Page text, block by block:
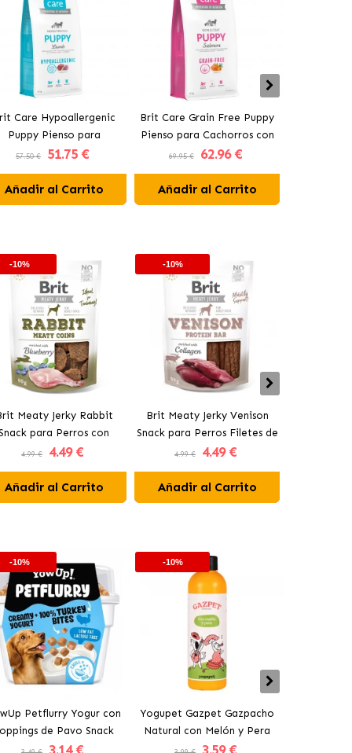
Care Hypoallergenic
Puppy Pienso para
Cachorros con Cordero
57.50 € 51.75 €
Añadir al Carrito
Brit Care Grain Free Puppy
Pienso para Cachorros con
Salmón
69.95 € 62.96 €
Añadir al Carrito
-10%
Meaty Jerky Rabbit
para Perros con
Conejo
4.99 € 4.49 €
Añadir al Carrito
-10%
Brit Meaty Jerky Venison
Snack para Perros Filetes de
Venado
4.99 € 4.49 €
Añadir al Carrito
-10%
Petflurry Yogur con
de Pavo Snack
para Perros
-10%
Yogupet Gazpet Gazpacho
Natural con Melón y Pera
para Perros y Gatos